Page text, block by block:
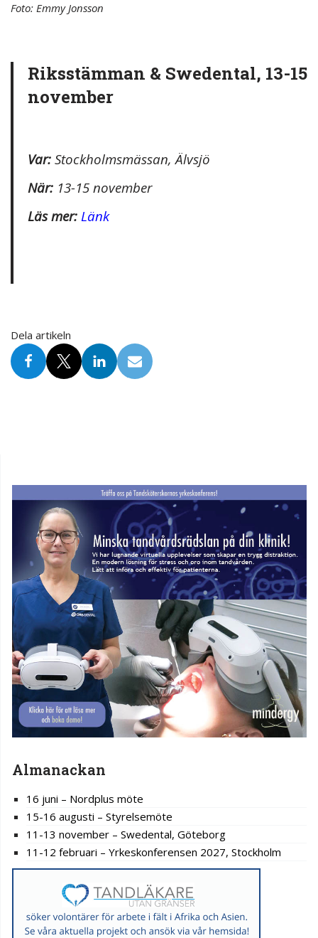
Foto: Emmy Jonsson
Riksstämman & Swedental, 13-15
november
Var: Stockholmsmässan, Älvsjö
När: 13-15 november
Läs mer: Länk
Dela artikeln
Almanackan
16 juni – Nordplus möte
15-16 augusti – Styrelsemöte
11-13 november – Swedental, Göteborg
11-12 februari – Yrkeskonferensen 2027, Stockholm